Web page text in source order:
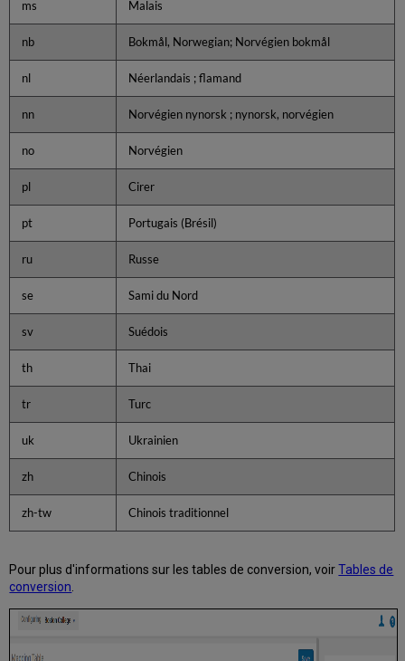
ms Malais
nb Bokmål, Norwegian; Norvégien bokmål
nl Néerlandais ; flamand
nn Norvégien nynorsk ; nynorsk, norvégien
no Norvégien
pl Cirer
pt Portugais (Brésil)
ru Russe
se Sami du Nord
sv Suédois
th Thai
tr Turc
uk Ukrainien
zh Chinois
zh-tw Chinois traditionnel
Pour plus d'informations sur les tables de conversion, voirTables de
conversion